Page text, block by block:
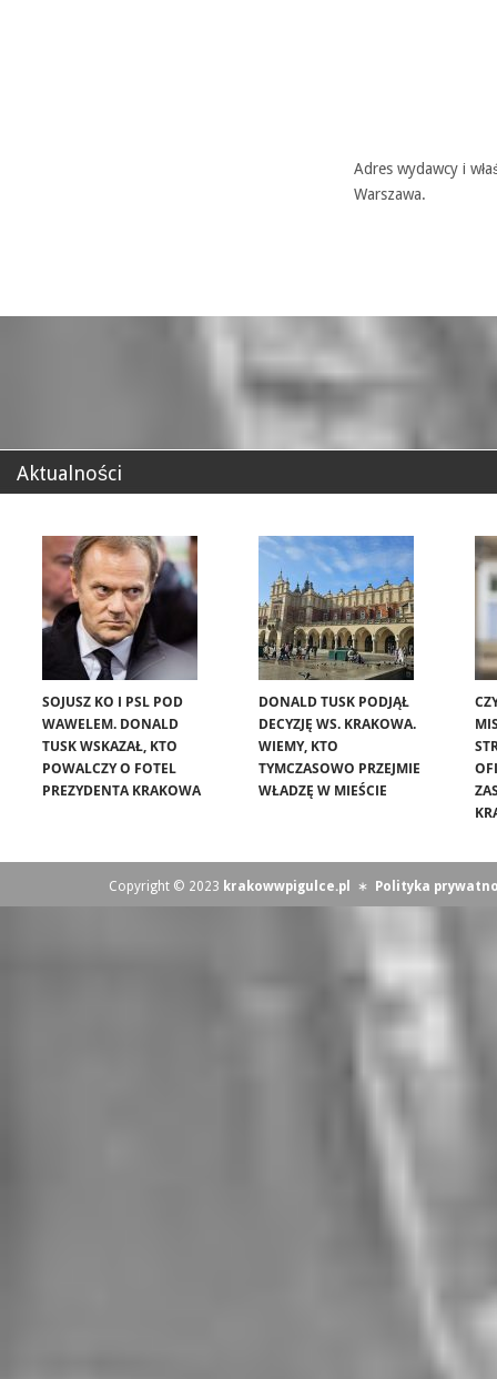
Adres wydawcy i
Warszawa.
Aktualności
SOJUSZ KO I PSL POD
WAWELEM. DONALD
TUSK WSKAZAŁ, KTO
POWALCZY O FOTEL
PREZYDENTA KRAKOWA
DONALD TUSK PODJĄŁ
DECYZJĘ WS. KRAKOWA.
WIEMY, KTO
TYMCZASOWO PRZEJMIE
WŁADZĘ W MIEŚCIE
Copyright © 2023 krakowwpigulce.pl ∗ Polityka